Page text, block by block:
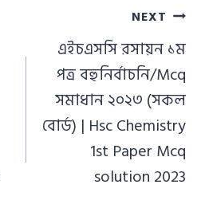
NEXT
এইচএসসি রসায়ন ১ম
পত্র বহুনির্বাচনি/Mcq
সমাধান ২০২৩ (সকল
বোর্ড) | Hsc Chemistry
1st Paper Mcq
solution 2023